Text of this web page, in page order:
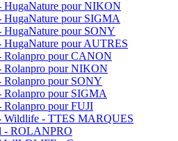
HugaNature pour NIKON
HugaNature pour SIGMA
HugaNature pour SONY
HugaNature pour AUTRES
Rolanpro pour CANON
Rolanpro pour NIKON
Rolanpro pour SONY
Rolanpro pour SIGMA
Rolanpro pour FUJI
Wildlife - TTES MARQUES
- ROLANPRO